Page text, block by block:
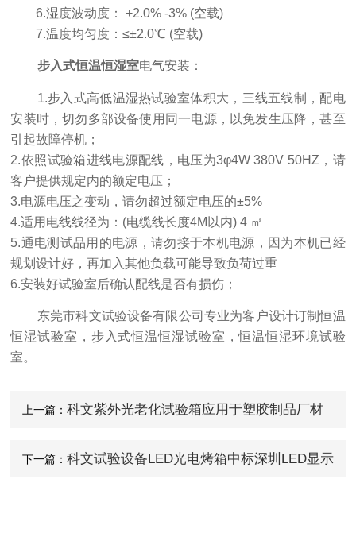
6.湿度波动度： +2.0% -3% (空载)
7.温度均匀度：≤±2.0℃ (空载)
步入式恒温恒湿室电气安装：
1.步入式高低温湿热试验室体积大，三线五线制，配电
安装时，切勿多部设备使用同一电源，以免发生压降，甚至
引起故障停机；
2.依照试验箱进线电源配线，电压为3φ4W 380V 50HZ，请
客户提供规定内的额定电压；
3.电源电压之变动，请勿超过额定电压的±5%
4.适用电线线径为：(电缆线长度4M以内) 4 ㎡
5.通电测试品用的电源，请勿接于本机电源，因为本机已经
规划设计好，再加入其他负载可能导致负荷过重
6.安装好试验室后确认配线是否有损伤；
东莞市科文试验设备有限公司专业为客户设计订制恒温
恒湿试验室，步入式恒温恒湿试验室，恒温恒湿环境试验
室。
上一篇： 科文紫外光老化试验箱应用于塑胶制品厂材
下一篇： 科文试验设备LED光电烤箱中标深圳LED显示